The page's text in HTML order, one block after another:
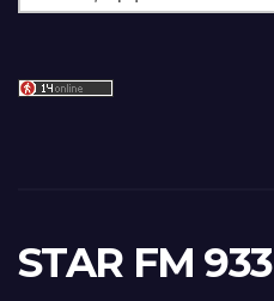
STAR FM 933